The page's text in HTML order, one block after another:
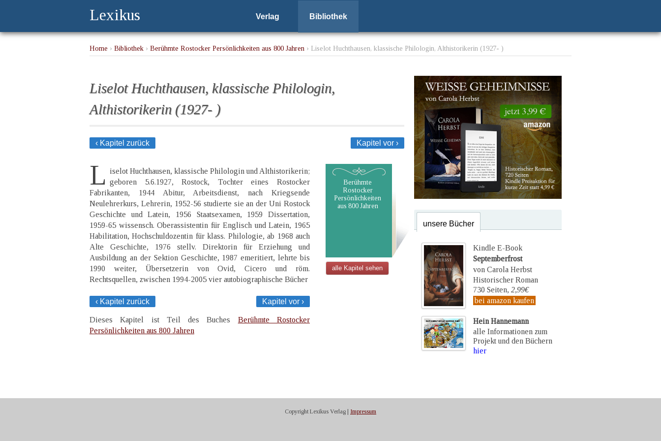
Lexikus Verlag Bibliothek
Home › Bibliothek › Berühmte Rostocker Persönlichkeiten aus 800 Jahren › Liselot Huchthausen, klassische Philologin, Althistorikerin (1927- )
Liselot Huchthausen, klassische Philologin,
Althistorikerin (1927- )
‹ Kapitel zurück Kapitel vor ›
L
iselot Huchthausen, klassische Philologin und Althistorikerin;
geboren 5.6.1927, Rostock, Tochter eines Rostocker
Fabrikanten, 1944 Abitur, Arbeitsdienst, nach Kriegsende
Neulehrerkurs, Lehrerin, 1952-56 studierte sie an der Uni Rostock
Geschichte und Latein, 1956 Staatsexamen, 1959 Dissertation,
1959-65 wissensch. Oberassistentin für Englisch und Latein, 1965
Habilitation, Hochschuldozentin für klass. Philologie, ab 1968 auch
Alte Geschichte, 1976 stellv. Direktorin für Erziehung und
Ausbildung an der Sektion Geschichte, 1987 emeritiert, lehrte bis
1990 weiter, Übersetzerin von Ovid, Cicero und röm.
Rechtsquellen, zwischen 1994-2005 vier autobiographische Bücher
‹ Kapitel zurück Kapitel vor ›
Dieses Kapitel ist Teil des Buches Berühmte Rostocker
Persönlichkeiten aus 800 Jahren
Berühmte
Rostocker
Persönlichkeiten
aus 800 Jahren
alle Kapitel sehen
unsere Bücher
Kindle E-Book
Septemberfrost
von Carola Herbst
Historischer Roman
730 Seiten, 2,99€
bei amazon kaufen
Hein Hannemann
alle Informationen zum
Projekt und den Büchern
hier
Copyright Lexikus Verlag | Impressum